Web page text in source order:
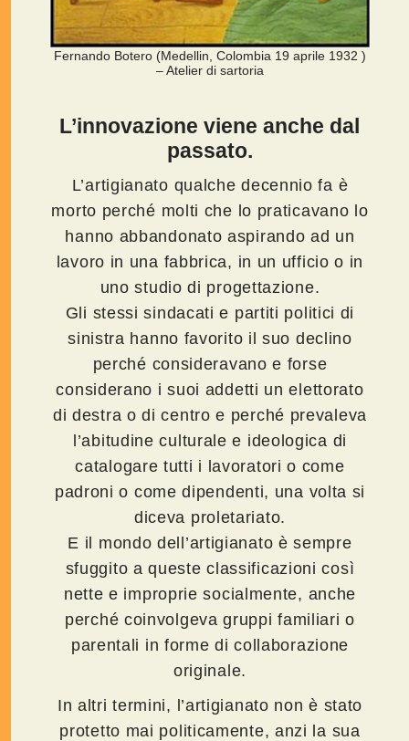
Fernando Botero (Medellin, Colombia 19 aprile 1932 )
– Atelier di sartoria
L’innovazione viene anche dal
passato.
L’artigianato qualche decennio fa è
morto perché molti che lo praticavano lo
hanno abbandonato aspirando ad un
lavoro in una fabbrica, in un ufficio o in
uno studio di progettazione.
Gli stessi sindacati e partiti politici di
sinistra hanno favorito il suo declino
perché consideravano e forse
considerano i suoi addetti un elettorato
di destra o di centro e perché prevaleva
l’abitudine culturale e ideologica di
catalogare tutti i lavoratori o come
padroni o come dipendenti, una volta si
diceva proletariato.
E il mondo dell’artigianato è sempre
sfuggito a queste classificazioni così
nette e improprie socialmente, anche
perché coinvolgeva gruppi familiari o
parentali in forme di collaborazione
originale.
In altri termini, l’artigianato non è stato
protetto mai politicamente, anzi la sua